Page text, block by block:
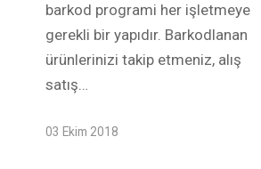
barkod programi her işletmeye
gerekli bir yapıdır. Barkodlanan
ürünlerinizi takip etmeniz, alış
satış…
03 Ekim 2018